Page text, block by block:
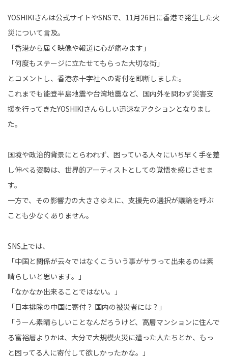
YOSHIKIさんは公式サイトやSNSで、11月26日に香港で発生した火
災について言及。
「香港から届く映像や報道に心が痛みます」
「何度もステージに立たせてもらった大切な街」
とコメントし、香港赤十字社への寄付を即断しました。
これまでも能登半島地震や台湾地震など、国内外を問わず災害支
援を行ってきたYOSHIKIさんらしい迅速なアクションとなりまし
た。
国境や政治的背景にとらわれず、困っている人々にいち早く手を差
し伸べる姿勢は、世界的アーティストとしての覚悟を感じさせま
す。
一方で、その影響力の大きさゆえに、支援先の選択が議論を呼ぶ
ことも少なくありません。
SNS上では、
「中国と関係が云々ではなくこういう事がサラって出来るのは素
晴らしいと思います。」
「なかなか出来ることではない。
」
「日本排除の中国に寄付？ 国内の被災者には？ 」
「うーん素晴らしいことなんだろうけど、高層マンションに住んで
る富裕層よりかは、大分で大規模火災に遭った人たちとか、もっ
と困ってる人に寄付して欲しかったかな。」